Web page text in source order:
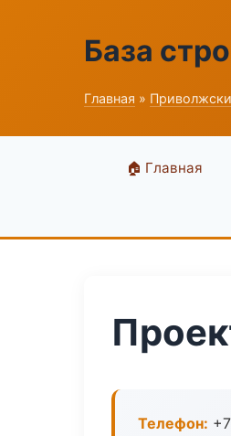
База
Главная »
🏠 Главная
Телефон: